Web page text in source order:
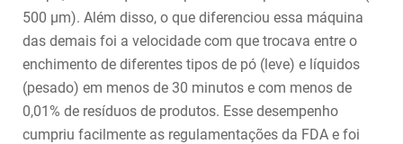
500 µm). Além disso, o que diferenciou essa máquina
das demais foi a velocidade com que trocava entre o
enchimento de diferentes tipos de pó (leve) e líquidos
(pesado) em menos de 30 minutos e com menos de
0,01% de resíduos de produtos. Esse desempenho
cumpriu facilmente as regulamentações da FDA e foi